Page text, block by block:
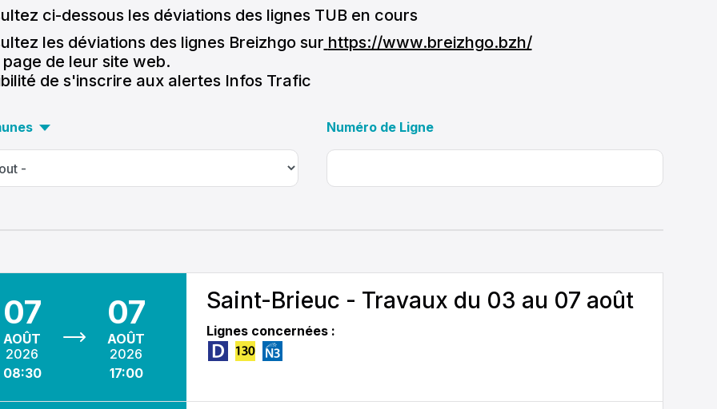
ci-dessous les déviations des lignes TUB en cours
les déviations des lignes Breizhgo sur https://www.breizhgo.bzh/
de leur site web.
de s'inscrire aux alertes Infos Trafic
Numéro de Ligne
07
AOÛT
2026
08:30
07
AOÛT
2026
17:00
Saint-Brieuc - Travaux du 03 au 07 août
Lignes concernées :